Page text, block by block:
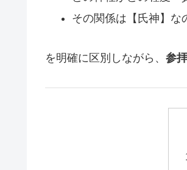
その関係は【氏神】な
を明確に区別しながら、 参